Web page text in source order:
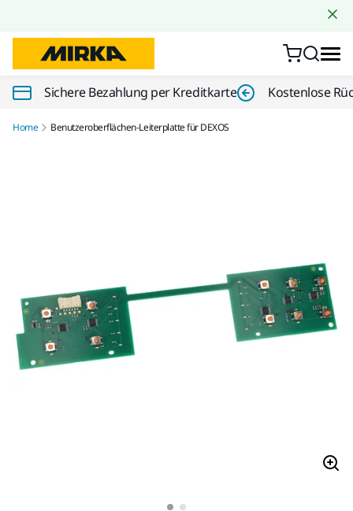
Sichere Bezahlung per Kreditkarte Kostenlose
Home Benutzeroberflächen-Leiterplatte für DEXOS